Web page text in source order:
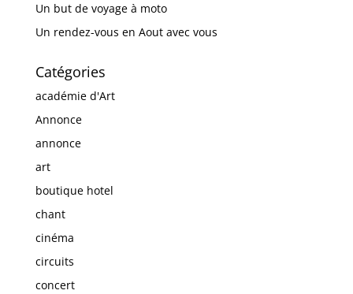
Un but de voyage à moto
Un rendez-vous en Aout avec vous
Catégories
académie d'Art
Annonce
annonce
art
boutique hotel
chant
cinéma
circuits
concert